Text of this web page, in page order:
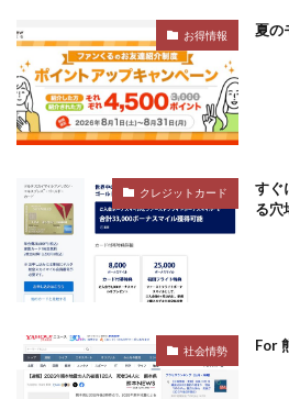
お得情報 夏の
クレジットカード
すぐ
る穴
社会情勢 For